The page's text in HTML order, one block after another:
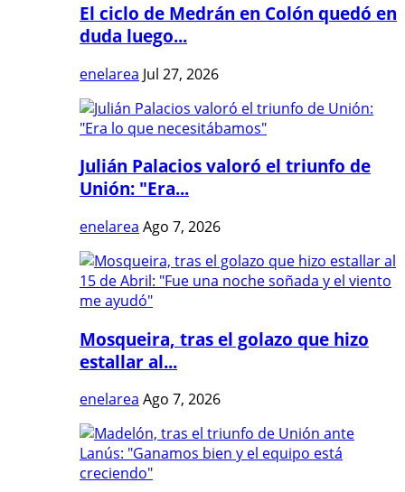
El ciclo de Medrán en Colón quedó en
duda luego...
enelarea Jul 27, 2026
Julián Palacios valoró el triunfo de
Unión: "Era...
enelarea Ago 7, 2026
Mosqueira, tras el golazo que hizo
estallar al...
enelarea Ago 7, 2026